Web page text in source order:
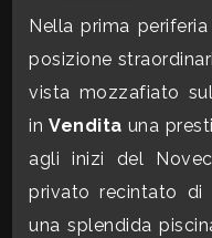
Nella prima
posizione
vista mozzafiato
inVendita una
agli inizi del
privato recintato di
una splendida
CONTATTI
Residenziali
Commerciali
Industriali
Terreni